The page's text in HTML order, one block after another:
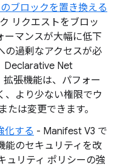
ブロックを置き換える
リクエストをブロッ
ーマンスが大幅に低下
の過剰なアクセスが必
Declarative Net
張機能は、パフォー
、より少ない権限でウ
たは変更できます。
化する - Manifest V3 で
能のセキュリティを改
ュリティ ポリシーの強